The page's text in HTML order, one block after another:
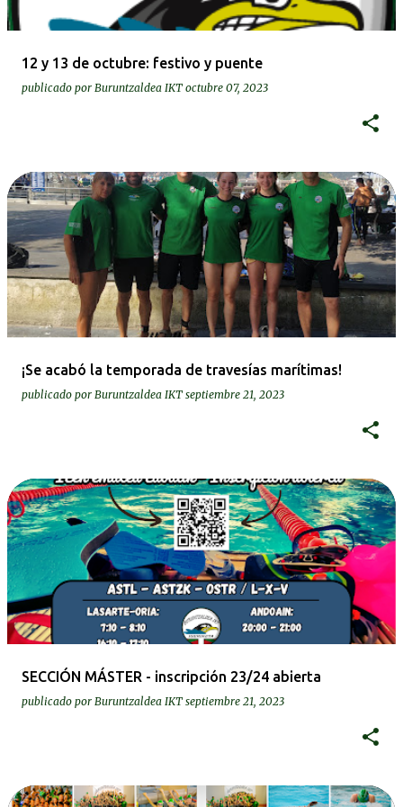
12 y 13 de octubre: festivo y puente
publicado por Buruntzaldea IKT octubre 07, 2023
¡Se acabó la temporada de travesías marítimas!
publicado por Buruntzaldea IKT septiembre 21, 2023
SECCIÓN MÁSTER - inscripción 23/24 abierta
publicado por Buruntzaldea IKT septiembre 21, 2023